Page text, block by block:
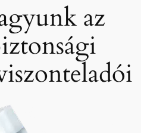
az